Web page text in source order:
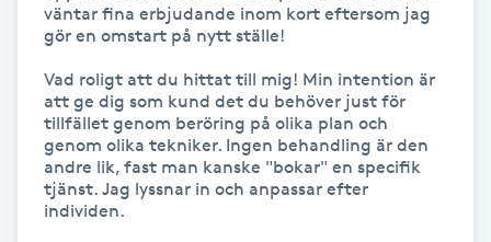
Idrottsmassage
IPL hårborttagning
väntar fina erbjudande inom kort eftersom jag
gör en omstart på nytt ställe!
Vad roligt att du hittat till mig! Min intention är
att ge dig som kund det du behöver just för
tillfället genom beröring på olika plan och
genom olika tekniker. Ingen behandling är den
andre lik, fast man kanske "bokar" en specifik
tjänst. Jag lyssnar in och anpassar efter
individen.